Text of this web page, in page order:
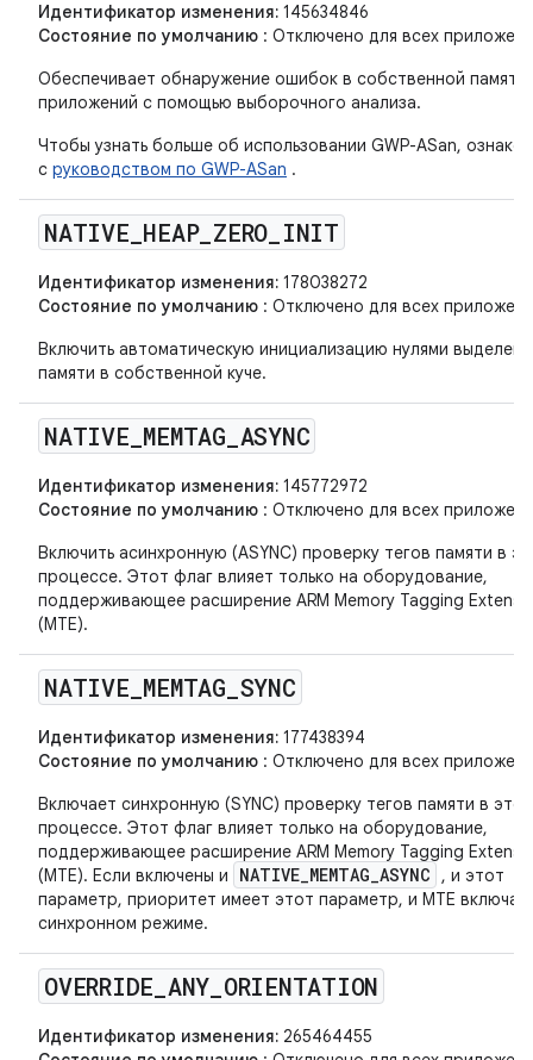
Идентификатор изменения: 145634846
Состояние по умолчанию : Отключено для всех
Обеспечивает обнаружение ошибок в собственной памяти
приложений с помощью выборочного анализа.
Чтобы узнать больше об использовании GWP-ASan,
с руководством по GWP-ASan .
NATIVE HEAP_ ZERO INIT
Идентификатор изменения: 178038272
Состояние по умолчанию : Отключено для всех
Включить автоматическую инициализацию нулями
памяти в собственной куче.
NATIVE MEMTAG ASYNC
Идентификатор изменения: 145772972
Состояние по умолчанию : Отключено для всех
Включить асинхронную (ASYNC) проверку тегов памяти в
процессе. Этот флаг влияет только на оборудование,
поддерживающее расширение ARM Memory Tagging
(MTE).
NATIVE MEMTAG SYNC
Идентификатор изменения: 177438394
Состояние по умолчанию : Отключено для всех
Включает синхронную (SYNC) проверку тегов памяти в этом
процессе. Этот флаг влияет только на оборудование,
поддерживающее расширение ARM Memory Tagging
(MTE). Если включены и
NATIVE_MEMTAG_ASYNC
, и этот
параметр, приоритет имеет этот параметр, и MTE
синхронном режиме.
OVERRIDE ANY ORIENTATION
Идентификатор изменения: 265464455